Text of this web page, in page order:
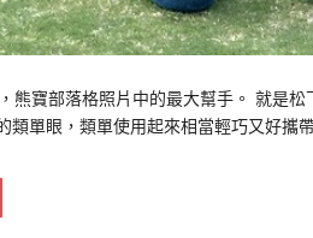
寶部落格照片中的最大幫手。 就是松
類單眼，類單使用起來相當輕巧又好攜